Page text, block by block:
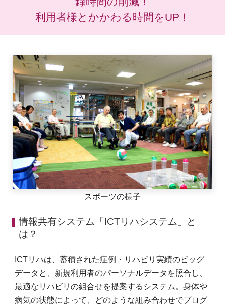
利用者様とかかわる時間をUP！
スポーツの様子
情報共有システム「ICTリハシステム」と
は？
ICTリハは、蓄積された症例・リハビリ実績のビッグ
データと、新規利用者のパーソナルデータを照合し、
最適なリハビリの組合せを提案するシステム。身体や
病気の状態によって、どのような組み合わせでプログ